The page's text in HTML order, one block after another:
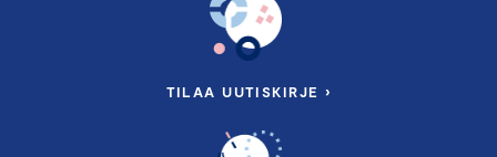
TILAA UUTISKIRJE ›